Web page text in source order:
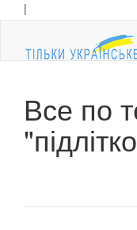
|
Все по